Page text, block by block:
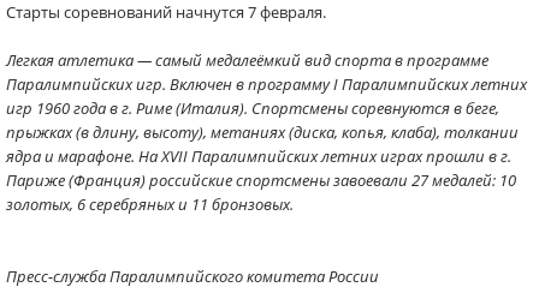
Старты соревнований начнутся 7 февраля.
Легкая атлетика — самый медалеёмкий вид спорта в программе
Паралимпийских игр. Включен в программу I Паралимпийских летних
игр 1960 года в г. Риме (Италия). Спортсмены соревнуются в беге,
прыжках (в длину, высоту), метаниях (диска, копья, клаба), толкании
ядра и марафоне. На XVII Паралимпийских летних играх прошли в г.
Париже (Франция) российские спортсмены завоевали 27 медалей: 10
золотых, 6 серебряных и 11 бронзовых.
Пресс-служба Паралимпийского комитета России